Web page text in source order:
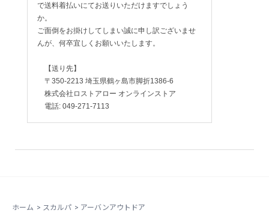
で送料着払いにてお送りいただけますでしょう
か。
ご面倒をお掛けしてしまい誠に申し訳ございませ
んが、何卒宜しくお願いいたします。
【送り先】
〒350-2213 埼玉県鶴ヶ島市脚折1386-6
株式会社ロストアロー オンラインストア
電話: 049-271-7113
ホーム > スカルパ > アーバンアウトドア